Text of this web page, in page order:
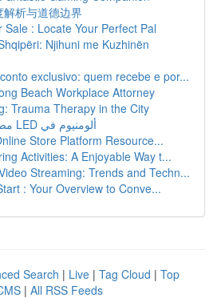
析与道德边界
Sale : Locate Your Perfect Pal
Njihuni me Kuzhinën
exclusivo: quem recebe e por...
Beach Workplace Attorney
Trauma Therapy in the City
مصنّع أضواء داخلية LED ألومنيوم في
Store Platform Resource...
Activities: A Enjoyable Way t...
Streaming: Trends and Techn...
: Your Overview to Conve...
Search | Live | Tag Cloud | Top
| All RSS Feeds